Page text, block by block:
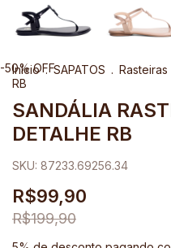
Início . SAPATOS . Rasteiras
RB
SANDÁLIA
DETALHE RB
SKU: 87233.69256.34
R$99,90
-50%OFF
R$199,90